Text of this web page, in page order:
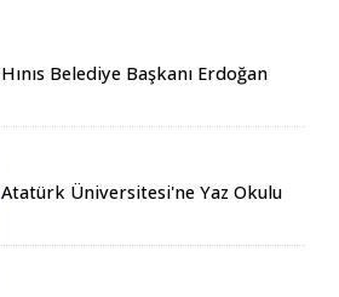
Hınıs Belediye Başkanı Erdoğan
Atatürk Üniversitesi'ne Yaz Okulu